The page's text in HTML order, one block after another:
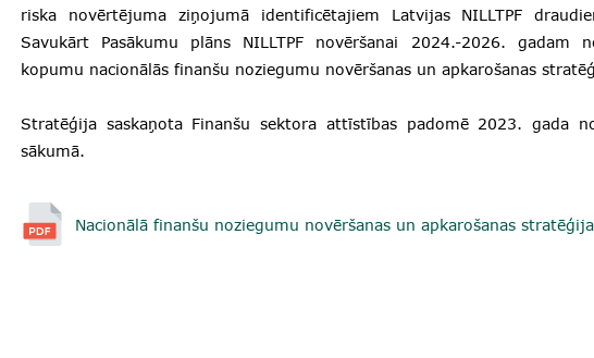
riska novērtējuma ziņojumā identificētajiem Latvijas NILLTPF
Savukārt Pasākumu plāns NILLTPF novēršanai 2024.-2026. gadam
kopumu nacionālās finanšu noziegumu novēršanas un apkarošanas
Stratēģija saskaņota Finanšu sektora attīstības padomē 2023. gada
sākumā.
Nacionālā finanšu noziegumu novēršanas un apkarošanas stratēģija